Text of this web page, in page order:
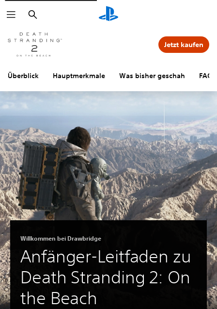
Suchen
Überblick Hauptmerkmale Was bisher geschah FAQs
Jetzt kaufen
Willkommen bei Drawbridge
Anfänger-Leitfaden zu
Death Stranding 2: On
the Beach